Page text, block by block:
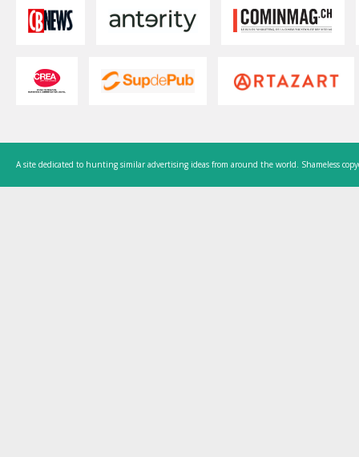
A site dedicated to hunting similar advertising ideas from around the world. Shameless